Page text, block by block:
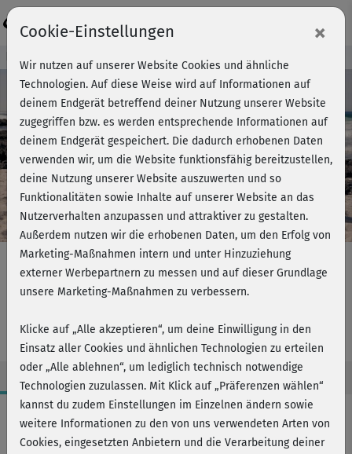
Play
Video
Kursvorschau - Jetzt mitmachen!
Yoga für einen entspannten Rücken
- komplett
Workout-Facts
leicht
Cookie-Einstellungen ×
Wir nutzen auf unserer Website Cookies und ähnliche
Technologien. Auf diese Weise wird auf Informationen auf
deinem Endgerät betreffend deiner Nutzung unserer Website
zugegriffen bzw. es werden entsprechende Informationen auf
deinem Endgerät gespeichert. Die dadurch erhobenen Daten
verwenden wir, um die Website funktionsfähig bereitzustellen,
deine Nutzung unserer Website auszuwerten und so
Funktionalitäten sowie Inhalte auf unserer Website an das
Nutzerverhalten anzupassen und attraktiver zu gestalten.
Außerdem nutzen wir die erhobenen Daten, um den Erfolg von
Marketing-Maßnahmen intern und unter Hinzuziehung
externer Werbepartnern zu messen und auf dieser Grundlage
unsere Marketing-Maßnahmen zu verbessern.
Klicke auf „Alle akzeptieren“, um deine Einwilligung in den
Einsatz aller Cookies und ähnlichen Technologien zu erteilen
oder „Alle ablehnen“, um lediglich technisch notwendige
Technologien zuzulassen. Mit Klick auf „Präferenzen wählen“
kannst du zudem Einstellungen im Einzelnen ändern sowie
weitere Informationen zu den von uns verwendeten Arten von
Cookies, eingesetzten Anbietern und die Verarbeitung deiner